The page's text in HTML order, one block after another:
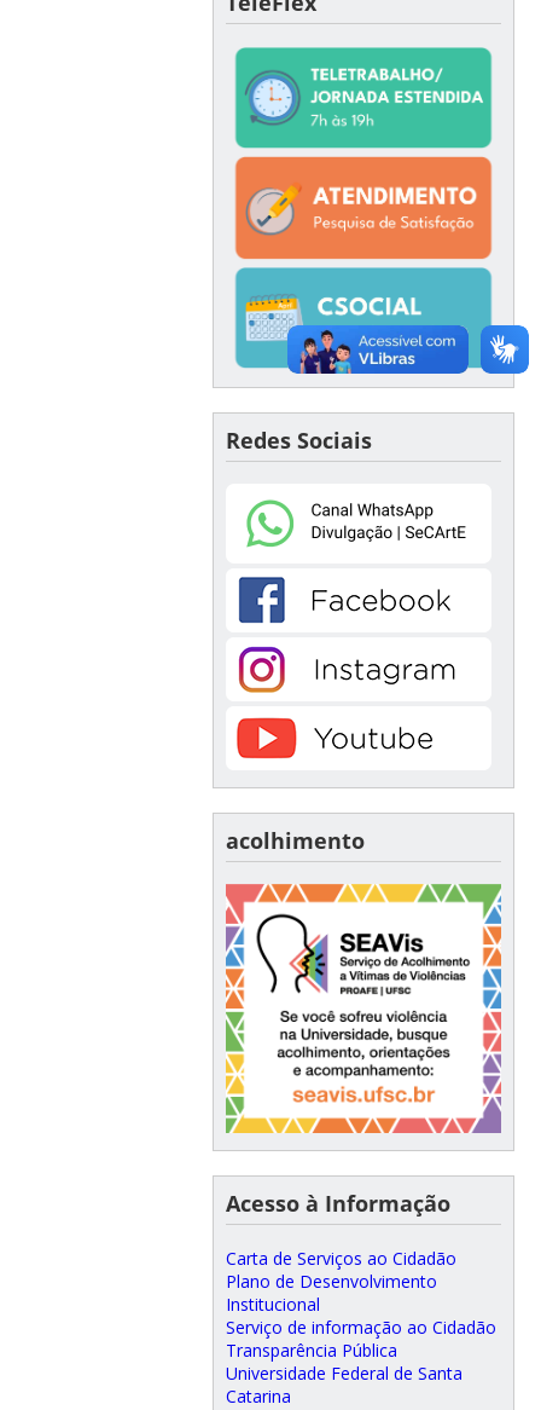
Redes Sociais
acolhimento
Acesso à Informação
Carta de Serviços ao Cidadão
Plano de Desenvolvimento
Institucional
Serviço de informação ao Cidadão
Transparência Pública
Universidade Federal de Santa
Catarina